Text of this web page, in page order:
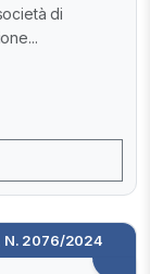
di
N. 2076/2024